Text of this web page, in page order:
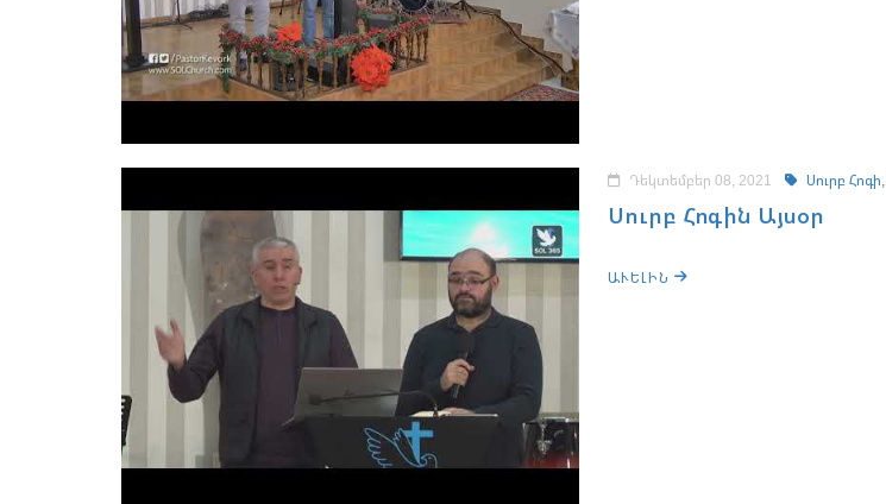
Դեկտեմբեր 08, 2021 Սուրբ Հոգի,
Սուրբ Հոգին Այսօր
ԱՒԵԼԻՆ